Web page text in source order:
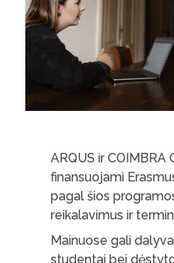
ARQUS ir COIMBRA
finansuojami
pagal šios
reikalavimus ir
Mainuose gali
studentai bei